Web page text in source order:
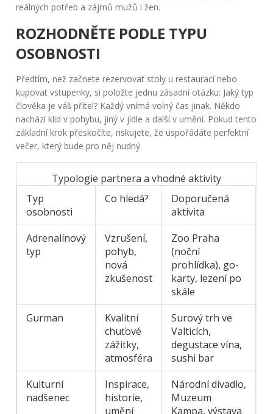
reálných potřeb a zájmů mužů i žen.
ROZHODNĚTE PODLE TYPU
OSOBNOSTI
Předtím, než začnete rezervovat stoly u restaurací nebo
kupovat vstupenky, si položte jednu zásadní otázku: Jaký typ
člověka je váš přítel? Každý vnímá volný čas jinak. Někdo
nachází klid v pohybu, jiný v jídle a další v umění. Pokud tento
základní krok přeskočíte, riskujete, že uspořádáte perfektní
večer, který bude pro něj nudný.
Typologie partnera a vhodné aktivity
Typ
osobnosti
Co hledá?
Doporučená
aktivita
Adrenalínový
typ
Vzrušení,
pohyb,
nová
zkušenost
Zoo Praha
(noční
prohlídka), go-
karty, lezení po
skále
Gurman
Kvalitní
chuťové
zážitky,
atmosféra
Surový trh ve
Valticích,
degustace vína,
sushi bar
Kulturní
nadšenec
Inspirace,
historie,
umění
Národní divadlo,
Muzeum
Kampa, výstava